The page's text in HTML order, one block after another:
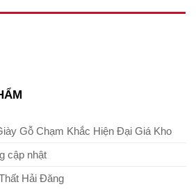
Gỗ Chạm Khắc Hiện Đại Giá Kho
cập nhật
Hải Đăng